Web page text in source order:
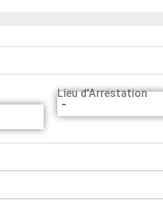
Lieu d’Arrestation
-